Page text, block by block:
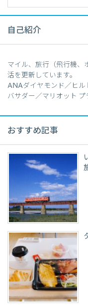
自己紹介
マイル、旅行（飛行機、
活を更新しています。
ANAダイヤモンド／ヒル
バサダー／マリオット プ
おすすめ記事